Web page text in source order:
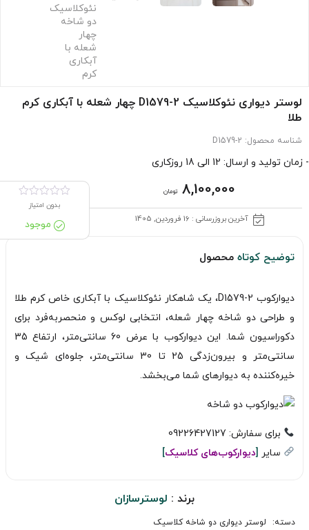
لوستر دیواری نئوکلاسیک D1579-2 چهار شعله با آبکاری کرم
طلا
شناسه محصول: D1579-2
- زمان تولید و ارسال: 12 الی 18 روزکاری
8,100,000 تومان
آخرین بروزرسانی : 16 فروردین, 1405
بدون امتیاز
موجود
توضیح کوتاه محصول
دیوارکوب D1579-2، یک شاهکار نئوکلاسیک با آبکاری خاص کرم طلا
و طراحی دو شاخه چهار شعله، انتخابی لوکس و منحصر‌به‌فرد برای
دکوراسیون شما. این دیوارکوب با عرض 60 سانتی‌متر، ارتفاع 35
سانتی‌متر و بیرون‌زدگی 25 تا 30 سانتی‌متر، جلوه‌ای شیک و
خیره‌کننده به دیوارهای شما می‌بخشد.
برای سفارش: 09226427127
سایر [دیوارکوب‌های کلاسیک]
برند : لوسترسازان
دسته: لوستر دیواری دو شاخه کلاسیک